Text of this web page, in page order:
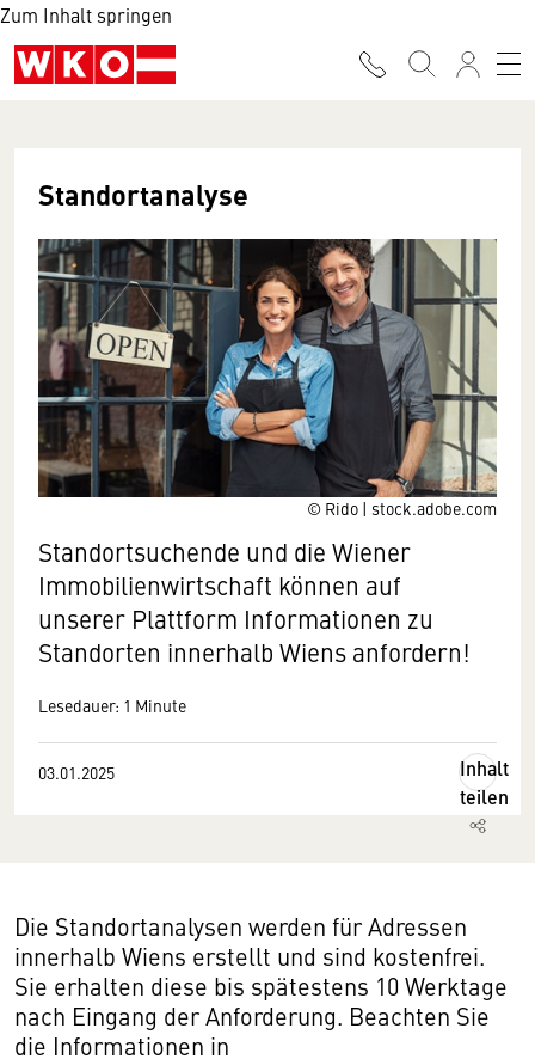
Zum Inhalt springen
© Rido | stock.adobe.com
Standortanalyse
Standortsuchende und die Wiener
Immobilienwirtschaft können auf
unserer Plattform Informationen zu
Standorten innerhalb Wiens anfordern!
Lesedauer: 1 Minute
03.01.2025
Inhalt
teilen
Die Standortanalysen werden für Adressen
innerhalb Wiens erstellt und sind kostenfrei.
Sie erhalten diese bis spätestens 10 Werktage
nach Eingang der Anforderung. Beachten Sie
die Informationen in